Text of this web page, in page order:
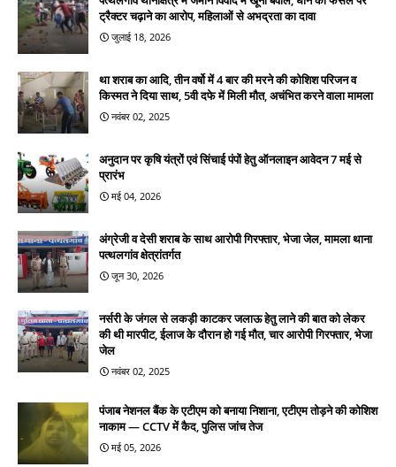
ट्रैक्टर चढ़ाने का आरोप, महिलाओं से अभद्रता का दावा
जुलाई 18, 2026
था शराब का आदि, तीन वर्षो में 4 बार की मरने की कोशिश परिजन व
किस्मत ने दिया साथ, 5वी दफे में मिली मौत, अचंभित करने वाला मामला
नवंबर 02, 2025
अनुदान पर कृषि यंत्रों एवं सिंचाई पंपों हेतु ऑनलाइन आवेदन 7 मई से
प्रारंभ
मई 04, 2026
अंग्रेजी व देसी शराब के साथ आरोपी गिरफ्तार, भेजा जेल, मामला थाना
पत्थलगांव क्षेत्रांतर्गत
जून 30, 2026
नर्सरी के जंगल से लकड़ी काटकर जलाऊ हेतु लाने की बात को लेकर
की थी मारपीट, ईलाज के दौरान हो गई मौत, चार आरोपी गिरफ्तार, भेजा
जेल
नवंबर 02, 2025
पंजाब नेशनल बैंक के एटीएम को बनाया निशाना, एटीएम तोड़ने की कोशिश
नाकाम — CCTV में कैद, पुलिस जांच तेज
मई 05, 2026